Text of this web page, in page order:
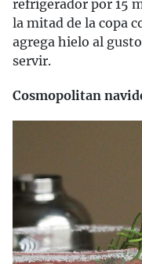
refrigerador por 15
la mitad de la copa
agrega hielo al
servir.
Cosmopolitan